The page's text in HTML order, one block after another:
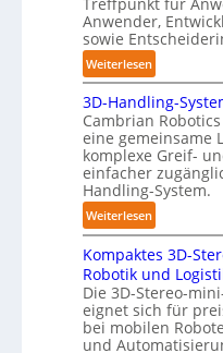
t
g
e
P
o
l
y
m
e
r
l
a
e
r
f
ü
r
Anwender,
sowie
Weiterlesen:
A
u
t
o
m
a
t
i
s
i
e
r
u
3D-Handling-
Cambrian
eine gemeinsame
komplexe Greif-
einfacher
Handling-System.
Weiterlesen:
3
D
-
H
a
n
Kompaktes 3D-
Robotik und
Die 3D-Stereo-
eignet sich für
bei mobilen
und